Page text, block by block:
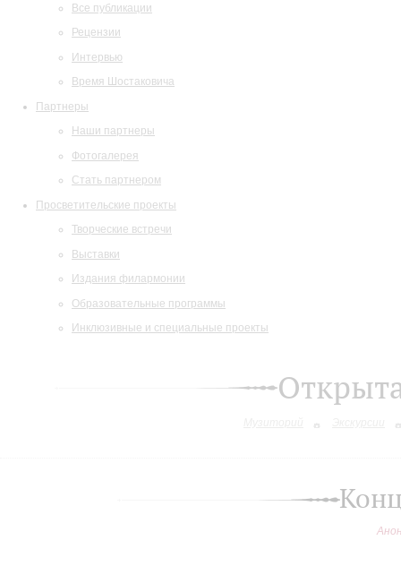
Все публикации
Рецензии
Интервью
Время Шостаковича
Партнеры
Наши партнеры
Фотогалерея
Стать партнером
Просветительские проекты
Творческие встречи
Выставки
Издания филармонии
Образовательные программы
Инклюзивные и специальные проекты